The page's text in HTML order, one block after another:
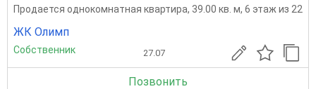
Продается однокомнатная квартира, 39.00 кв. м, 6 этаж из 22
ЖК Олимп
Собственник 27.07
Позвонить